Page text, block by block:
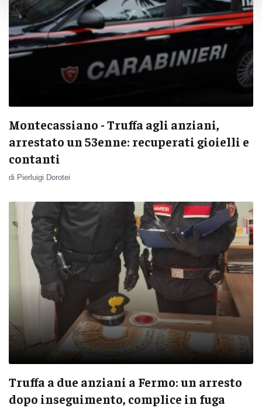
Montecassiano - Truffa agli anziani,
arrestato un 53enne: recuperati gioielli e
contanti
di Pierluigi Dorotei
Truffa a due anziani a Fermo: un arresto
dopo inseguimento, complice in fuga